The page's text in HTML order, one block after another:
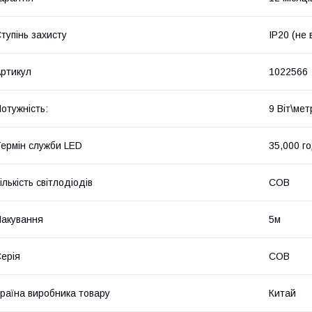
захисту IP20 (не
1022566
9
служби LED 35,000
світлодіодів COB
5м
COB
виробника товару Китай